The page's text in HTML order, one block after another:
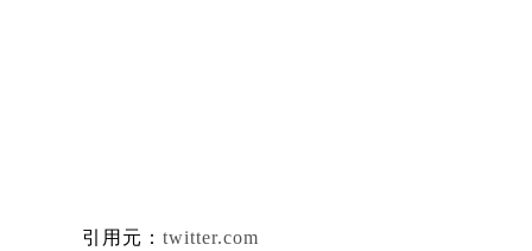
引用元： twitter.com